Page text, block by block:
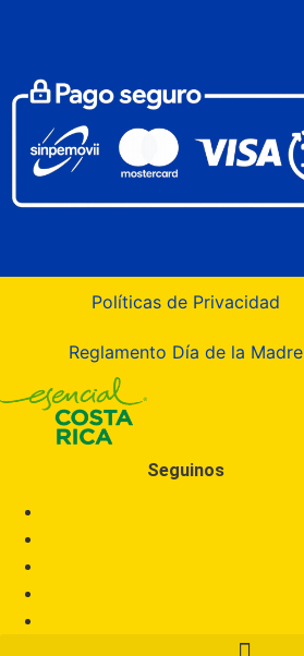
Políticas de Privacidad
Reglamento Día de la Madre
Seguinos